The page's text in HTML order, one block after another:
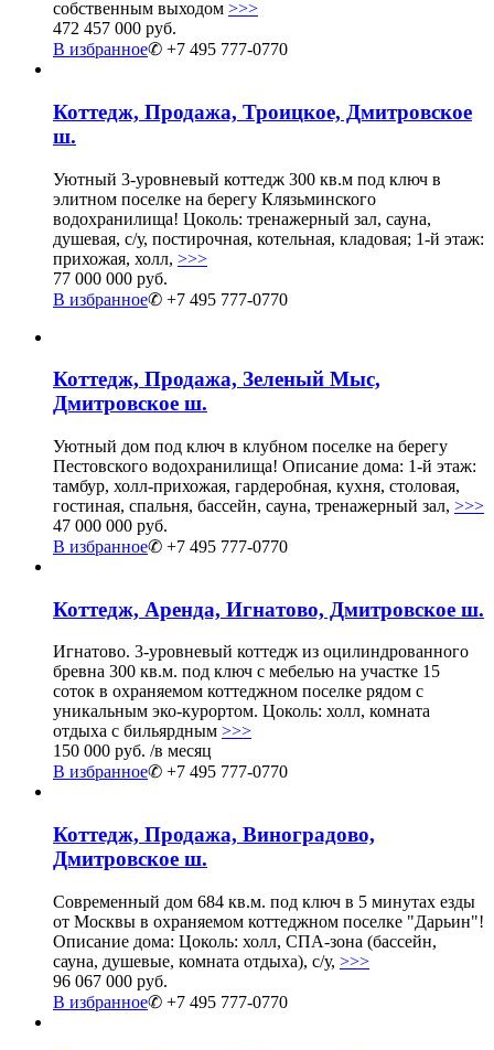
собственным выходом >>>
472 457 000 руб.
В избранное✆ +7 495 777-0770
Коттедж, Продажа, Троицкое, Дмитровское
ш.
Уютный 3-уровневый коттедж 300 кв.м под ключ в
элитном поселке на берегу Клязьминского
водохранилища! Цоколь: тренажерный зал, сауна,
душевая, с/у, постирочная, котельная, кладовая; 1-й этаж:
прихожая, холл, >>>
77 000 000 руб.
В избранное✆ +7 495 777-0770
Коттедж, Продажа, Зеленый Мыс,
Дмитровское ш.
Уютный дом под ключ в клубном поселке на берегу
Пестовского водохранилища! Описание дома: 1-й этаж:
тамбур, холл-прихожая, гардеробная, кухня, столовая,
гостиная, спальня, бассейн, сауна, тренажерный зал, >>>
47 000 000 руб.
В избранное✆ +7 495 777-0770
Коттедж, Аренда, Игнатово, Дмитровское ш.
Игнатово. 3-уровневый коттедж из оцилиндрованного
бревна 300 кв.м. под ключ с мебелью на участке 15
соток в охраняемом коттеджном поселке рядом с
уникальным эко-курортом. Цоколь: холл, комната
отдыха с бильярдным >>>
150 000 руб. /в месяц
В избранное✆ +7 495 777-0770
Коттедж, Продажа, Виноградово,
Дмитровское ш.
Современный дом 684 кв.м. под ключ в 5 минутах езды
от Москвы в охраняемом коттеджном поселке "Дарьин"!
Описание дома: Цоколь: холл, СПА-зона (бассейн,
сауна, душевые, комната отдыха), с/у, >>>
96 067 000 руб.
В избранное✆ +7 495 777-0770